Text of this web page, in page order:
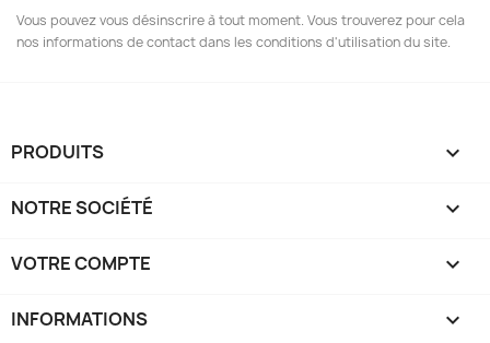
Vous pouvez vous désinscrire à tout moment. Vous trouverez pour cela
nos informations de contact dans les conditions d'utilisation du site.
PRODUITS 
NOTRE SOCIÉTÉ 
VOTRE COMPTE 
INFORMATIONS keyboard_arrow_down